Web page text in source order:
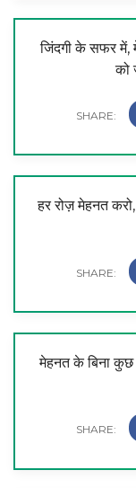
जिंदगी के सफर में,
को
हर रोज़ मेहनत
मेहनत के बिना कुछ